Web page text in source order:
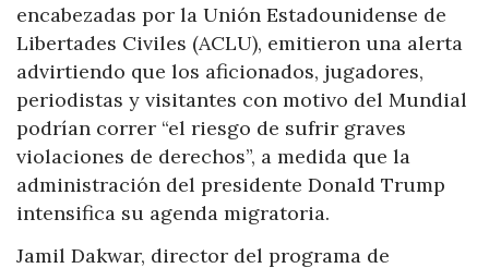
encabezadas por la Unión Estadounidense de
Libertades Civiles (ACLU), emitieron una alerta
advirtiendo que los aficionados, jugadores,
periodistas y visitantes con motivo del Mundial
podrían correr “el riesgo de sufrir graves
violaciones de derechos”, a medida que la
administración del presidente Donald Trump
intensifica su agenda migratoria.
Jamil Dakwar, director del programa de